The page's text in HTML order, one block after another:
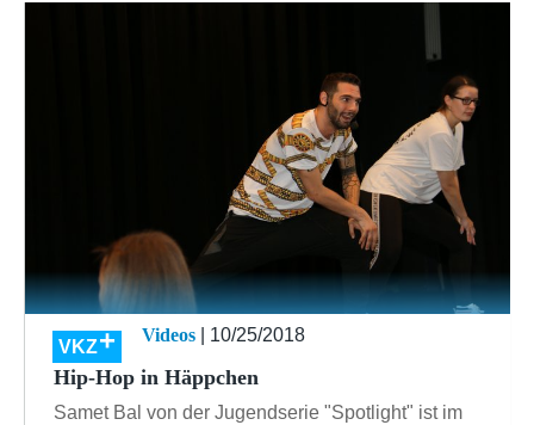
VKZ
Videos | 10/25/2018
Hip-Hop in Häppchen
Samet Bal von der Jugendserie "Spotlight" ist im